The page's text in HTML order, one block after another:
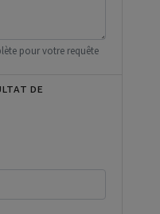
pour votre requête
de